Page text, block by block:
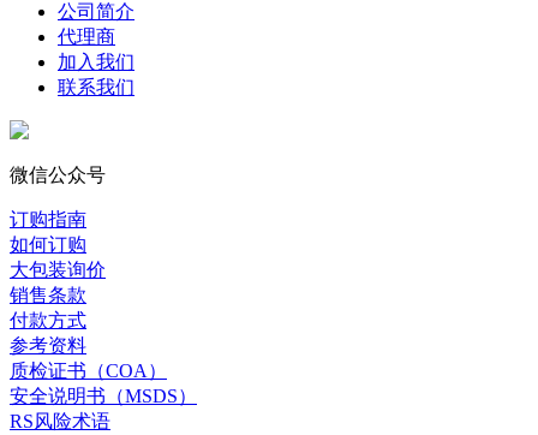
公司简介
代理商
加入我们
联系我们
微信公众号
订购指南
如何订购
大包装询价
销售条款
付款方式
参考资料
质检证书（COA）
安全说明书（MSDS）
RS风险术语